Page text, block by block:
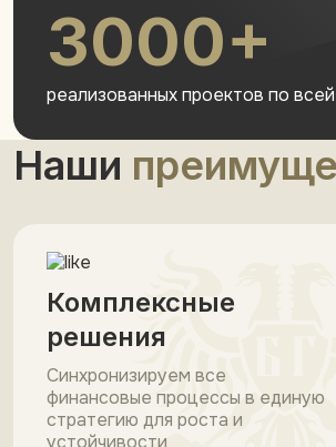
3000+
реализованных проектов по
Наши
Комплексные
решения
Синхронизируем все
финансовые процессы в единую
стратегию для роста и
устойчивости